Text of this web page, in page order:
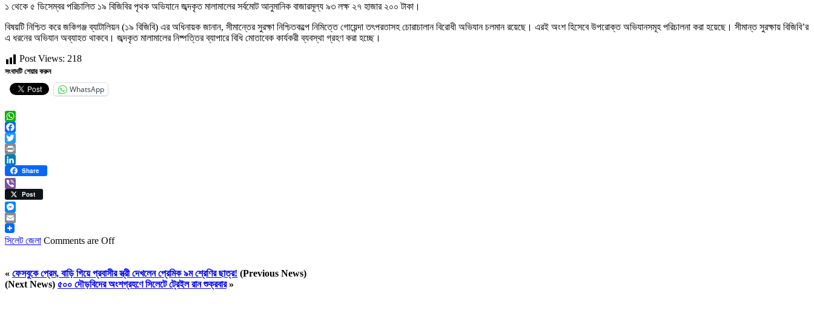
১ থেকে ৫ ডিসেম্বর পরিচালিত ১৯ বিজিবির পৃথক অভিযানে জব্দকৃত মালামালের সর্বমোট আনুমানিক বাজারমূল্য ৯৩ লক্ষ ২৭ হাজার ২০০ টাকা।
বিষয়টি নিশ্চিত করে জকিগঞ্জ ব্যাটালিয়ন (১৯ বিজিবি) এর অধিনায়ক জানান, সীমান্তের সুরক্ষা নিশ্চিতকল্পে নিমিত্তে গোয়েন্দা তৎপরতাসহ চোরাচালান বিরোধী অভিযান চলমান রয়েছে। এরই অংশ হিসেবে উপরোক্ত অভিযানসমূহ পরিচালনা করা হয়েছে। সীমান্ত সুরক্ষায় বিজিবি’র
এ ধরনের অভিযান অব্যাহত থাকবে। জব্দকৃত মালামালের নিষ্পত্তির ব্যাপারে বিধি মোতাবেক কার্যকরী ব্যবস্থা গ্রহণ করা হচ্ছে।
Post Views: 218
সংবাদটি শেয়ার করুন
WhatsApp
WhatsApp
Facebook
Twitter
Print
LinkedIn
Share
ViberPost
Messenger
Email
সিলেট জেলা Comments are Off
« ফেসবুকে প্রেম, বাড়ি গিয়ে প্রবাসীর স্ত্রী দেখলেন প্রেমিক ৯ম শ্রেণির ছাত্র! (Previous News)
(Next News) ৫০০ দৌড়বিদের অংশগ্রহণে সিলেটে ট্রেইল রান শুক্রবার»